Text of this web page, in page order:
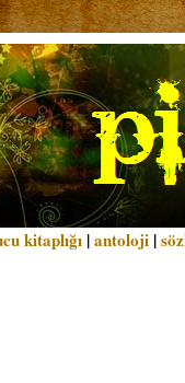
kitaplığı |antoloji |